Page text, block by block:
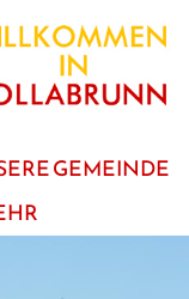
GEMEINDE